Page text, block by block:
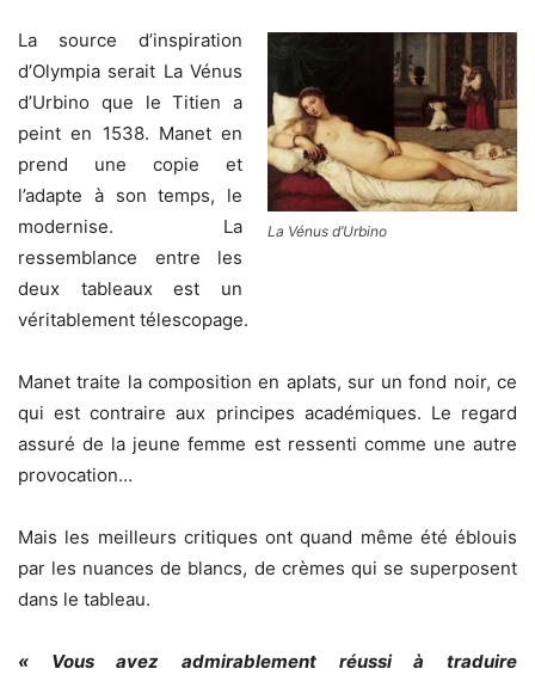
La Vénus d’Urbino
La source d’inspiration
d’Olympia serait La Vénus
d’Urbino que le Titien a
peint en 1538. Manet en
prend une copie et
l’adapte à son temps, le
modernise. La
ressemblance entre les
deux tableaux est un
véritablement télescopage.
Manet traite la composition en aplats, sur un fond noir, ce
qui est contraire aux principes académiques. Le regard
assuré de la jeune femme est ressenti comme une autre
provocation…
Mais les meilleurs critiques ont quand même été éblouis
par les nuances de blancs, de crèmes qui se superposent
dans le tableau.
« Vous avez admirablement réussi à traduire